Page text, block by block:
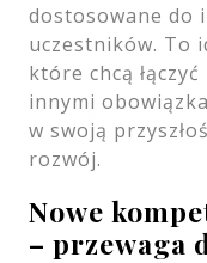
dostosowane do
uczestników. To
które chcą
innymi
w swoją
rozwój.
Nowe
– przewaga